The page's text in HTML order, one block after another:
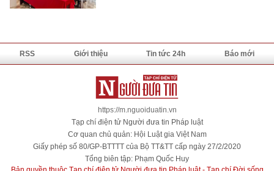
RSS Giới thiệu Tin tức 24h Báo mới
https://m.nguoiduatin.vn
Tạp chí điện tử Người đưa tin Pháp luật
Cơ quan chủ quản: Hội Luật gia Việt Nam
Giấy phép số 80/GP-BTTTT của Bộ TT&TT cấp ngày 27/2/2020
Tổng biên tập: Phạm Quốc Huy